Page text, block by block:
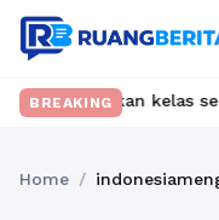
BREAKINGkelas seru
Home /